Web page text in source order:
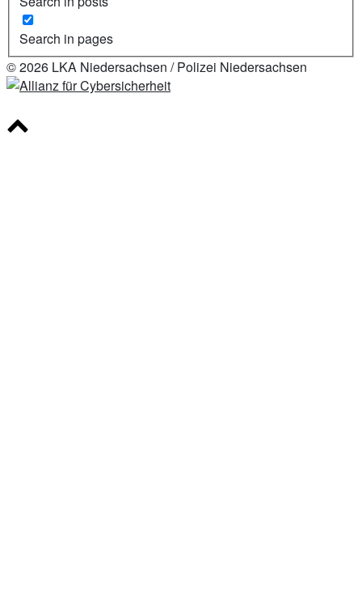
Search in pages
© 2026 LKA Niedersachsen / Polizei Niedersachsen
Scroll